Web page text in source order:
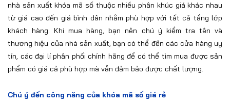
nhà sản xuất khóa mã số thuộc nhiều phân khúc giá khác nhau
từ giá cao đến giá bình dân nhằm phù hợp với tất cả tầng lớp
khách hàng. Khi mua hàng, bạn nên chú ý kiểm tra tên và
thương hiệu của nhà sản xuất, bạn có thể đến các cửa hàng uy
tín, các đại lí phân phối chính hãng để có thể tìm mua được sản
phẩm có giá cả phù hợp mà vẫn đảm bảo được chất lượng.
Chú ý đến công năng của khóa mã số giá rẻ